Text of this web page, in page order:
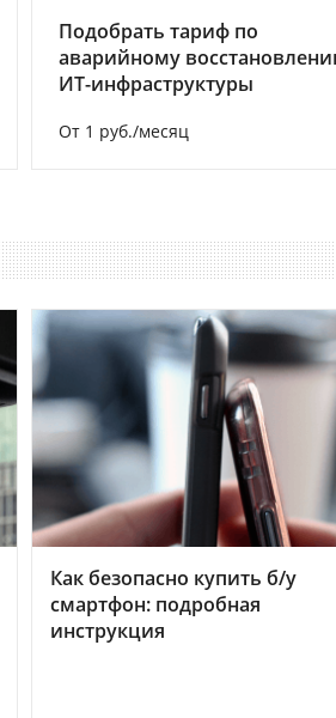
Подобрать тариф по
аварийному
ИТ-инфраструктуры
От 1 руб./месяц
Как безопасно купить б/у
смартфон: подробная
инструкция